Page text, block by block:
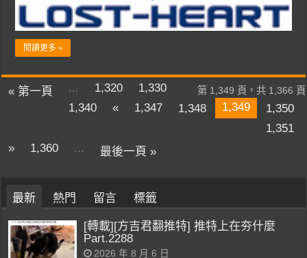
閱讀更多 »
第 1,349 頁，共 1,366 頁
« 第一頁 ... 1,320
1,330
1,340
« 1,347 1,348 1,349
1,350
1,351
»
1,360 ... 最後一頁 »
最新 熱門 留言 標籤
[轉載][方吉君翻推特] 推特上在夯什麼
Part.2288
2026 年 8 月 6 日